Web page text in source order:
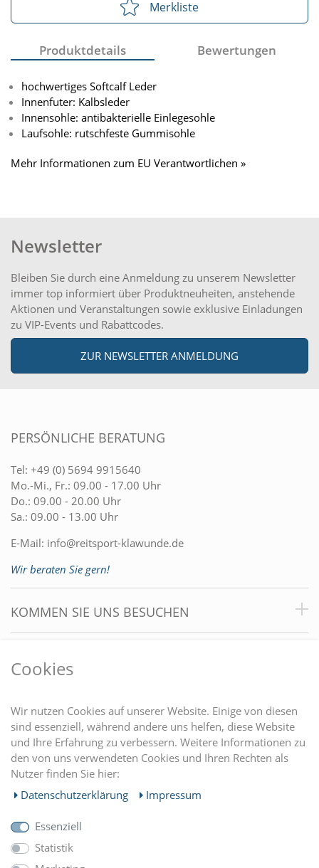
Merkliste
Produktdetails Bewertungen
hochwertiges Softcalf Leder
Innenfuter: Kalbsleder
Innensohle: antibakterielle Einlegesohle
Laufsohle: rutschfeste Gummisohle
Mehr Informationen zum EU Verantwortlichen »
Newsletter
Bleiben Sie durch eine Anmeldung zu unserem Newsletter
immer top informiert über Produktneuheiten, anstehende
Aktionen und Veranstaltungen sowie exklusive Einladungen
zu VIP-Events und Rabattcodes.
ZUR NEWSLETTER ANMELDUNG
PERSÖNLICHE BERATUNG
Tel: +49 (0) 5694 9915640
Mo.-Mi., Fr.: 09.00 - 17.00 Uhr
Do.: 09.00 - 20.00 Uhr
Sa.: 09.00 - 13.00 Uhr
E-Mail: info@reitsport-klawunde.de
Wir beraten Sie gern!
KOMMEN SIE UNS BESUCHEN
EINKAUFEN
MEIN KONTO
UNTERNEHMEN
Cookies
Wir nutzen Cookies auf unserer Website. Einige von diesen
sind essenziell, während andere uns helfen, diese Website
und Ihre Erfahrung zu verbessern. Weitere Informationen zu
den von uns verwendeten Cookies und Ihren Rechten als
Nutzer finden Sie hier:
Daten­schutz­erklärung
Impressum
Essenziell
Statistik